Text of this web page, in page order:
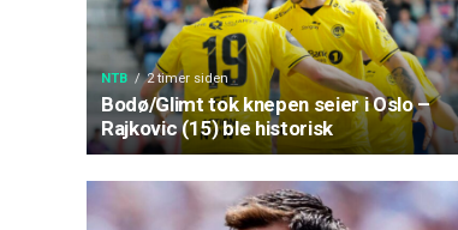
NTB 2 timer siden
Bodø/Glimt tok knepen seier i Oslo –
Rajkovic (15) ble historisk